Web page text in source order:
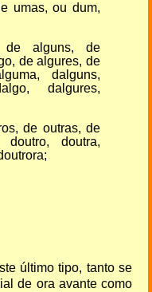
umas, ou dum,
de alguns, de
de algures, de
dalguns,
dalgures,
de outras, de
doutra,
último tipo, tanto se
de ora avante como